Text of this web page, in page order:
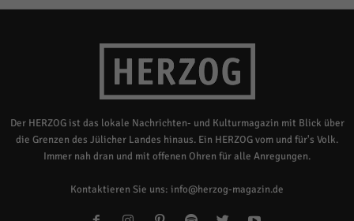
Der HERZOG ist das lokale Nachrichten- und Kulturmagazin mit Blick über
die Grenzen des Jülicher Landes hinaus. Ein HERZOG vom und für's Volk.
Immer nah dran und mit offenen Ohren für alle Anregungen.
Kontaktieren Sie uns: info@herzog-magazin.de